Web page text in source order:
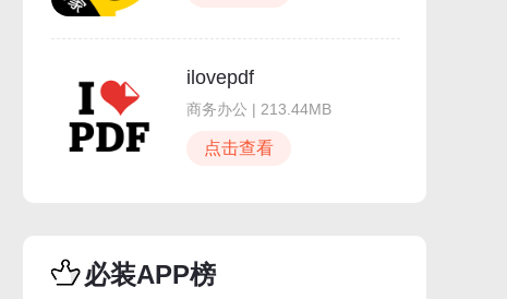
ilovepdf
商务办公 | 213.44MB
点击查看
必装APP榜